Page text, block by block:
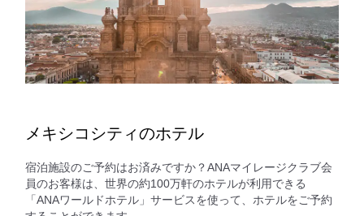
メキシコシティのホテル
宿泊施設のご予約はお済みですか？ANAマイレージクラブ会
員のお客様は、世界の約100万軒のホテルが利用できる
「ANAワールドホテル」サービスを使って、ホテルをご予約